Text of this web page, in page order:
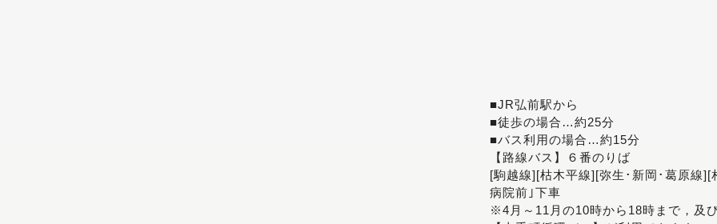
■JR弘前駅から
■徒歩の場合…約25分
■バス利用の場合…約15分
【路線バス】６番のりば
[駒越線][枯木平線][弥生･新岡･葛原線
病院前｣下車
※4月～11月の10時から18時まで，及